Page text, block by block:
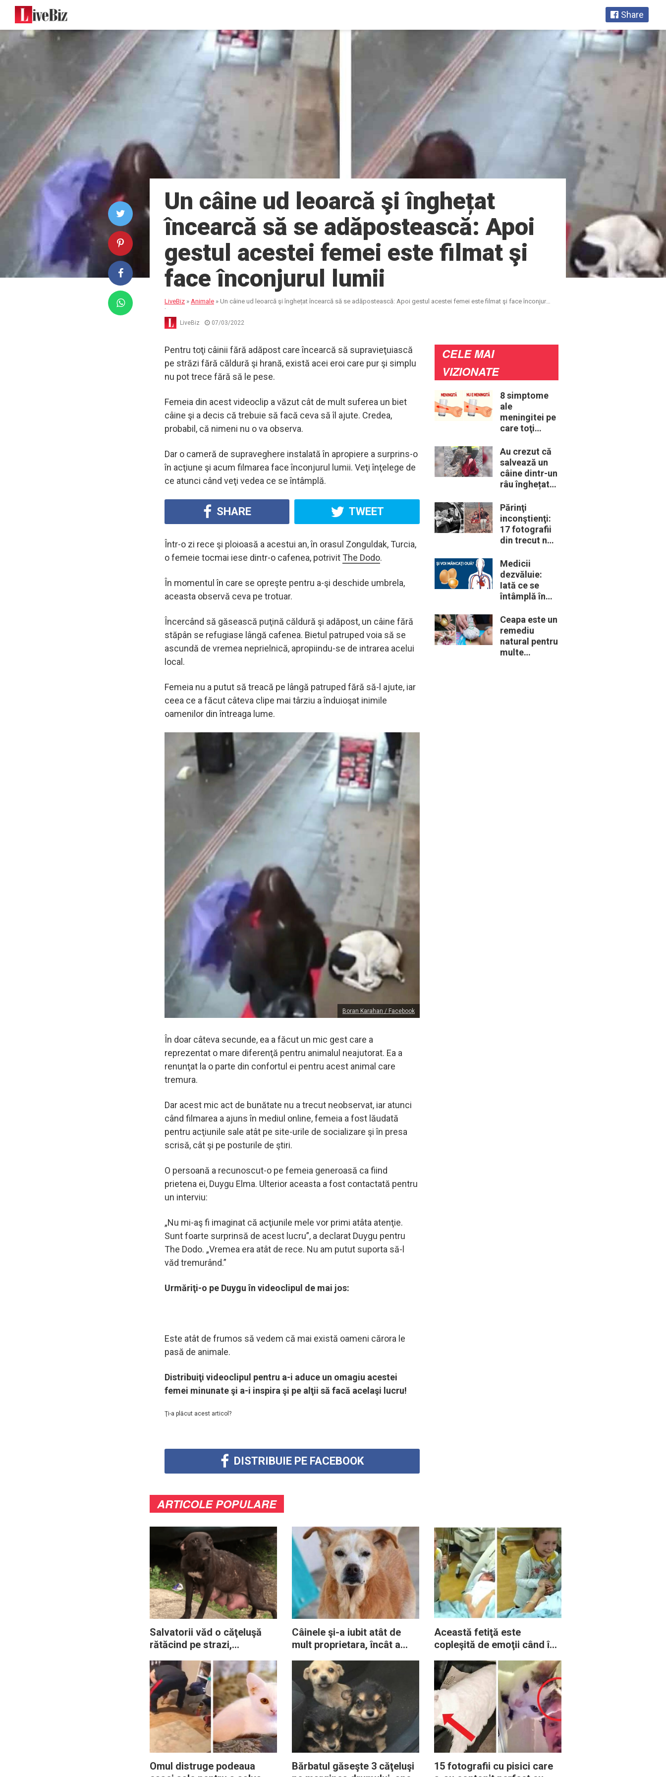
Share
Un câine ud leoarcă şi înghețat
încearcă să se adăpostească: Apoi
gestul acestei femei este filmat şi
face înconjurul lumii
LiveBiz » Animale » Un câine ud leoarcă şi înghețat încearcă să se adăpostească: Apoi gestul acestei femei este filmat şi face înconjurul
lumii
LiveBiz 07/03/2022
Pentru toţi câinii fără adăpost care încearcă să supravieţuiască
pe străzi fără căldură şi hrană, există acei eroi care pur şi simplu
nu pot trece fără să le pese.
Femeia din acest videoclip a văzut cât de mult suferea un biet
câine şi a decis că trebuie să facă ceva să îl ajute. Credea,
probabil, că nimeni nu o va observa.
Dar o cameră de supraveghere instalată în apropiere a surprins-o
în acţiune şi acum filmarea face înconjurul lumii. Veţi înţelege de
ce atunci când veţi vedea ce se întâmplă.
SHARE TWEET
Într-o zi rece şi ploioasă a acestui an, în orasul Zonguldak, Turcia,
o femeie tocmai iese dintr-o cafenea, potrivit The Dodo.
În momentul în care se opreşte pentru a-şi deschide umbrela,
aceasta observă ceva pe trotuar.
Încercând să găsească puţină căldură şi adăpost, un câine fără
stăpân se refugiase lângă cafenea. Bietul patruped voia să se
ascundă de vremea neprielnică, apropiindu-se de intrarea acelui
local.
Femeia nu a putut să treacă pe lângă patruped fără să-l ajute, iar
ceea ce a făcut câteva clipe mai târziu a înduioşat inimile
oamenilor din întreaga lume.
Boran Karahan / Facebook
În doar câteva secunde, ea a făcut un mic gest care a
reprezentat o mare diferenţă pentru animalul neajutorat. Ea a
renunţat la o parte din confortul ei pentru acest animal care
tremura.
Dar acest mic act de bunătate nu a trecut neobservat, iar atunci
când filmarea a ajuns în mediul online, femeia a fost lăudată
pentru acţiunile sale atât pe site-urile de socializare şi în presa
scrisă, cât şi pe posturile de ştiri.
O persoană a recunoscut-o pe femeia generoasă ca fiind
prietena ei, Duygu Elma. Ulterior aceasta a fost contactată pentru
un interviu:
„Nu mi-aş fi imaginat că acţiunile mele vor primi atâta atenţie.
Sunt foarte surprinsă de acest lucru”, a declarat Duygu pentru
The Dodo. „Vremea era atât de rece. Nu am putut suporta să-l
văd tremurând.”
Urmăriţi-o pe Duygu în videoclipul de mai jos:
Este atât de frumos să vedem că mai există oameni cărora le
pasă de animale.
Distribuiţi videoclipul pentru a-i aduce un omagiu acestei
femei minunate şi a-i inspira şi pe alţii să facă acelaşi lucru!
Ţi-a plăcut acest articol?
DISTRIBUIE PE FACEBOOK
CELE MAI
VIZIONATE
8 simptome
ale
meningitei pe
care toţi
trebui să le
cunoască
Au crezut că
salvează un
câine dintr-un
râu înghețat:
descoperă că
de fapt era un
lup
Părinţi
inconştienţi:
17 fotografii
din trecut ne
periculoase
erau unele
„obiceiuri” ale
vremii
Medicii
dezvăluie:
Iată ce se
întâmplă în
când începem
să mâncăm
câte două
ouă în fiecare
Ceapa este un
remediu
natural pentru
multe
ARTICOLE POPULARE
Salvatorii văd o căţeluşă
rătăcind pe strazi,
puii – Apoi îşi dau seama că
trebuie să intervină de
urgenţă
Câinele şi-a iubit atât de
mult proprietara, încât a
această lume în aceeaşi zi
cu ea
Această fetiţă este
copleşită de emoţii când îşi
surioara nou-născută
Omul distruge podeaua
Bărbatul găseşte 3 căţeluşi
15 fotografii cu pisici care